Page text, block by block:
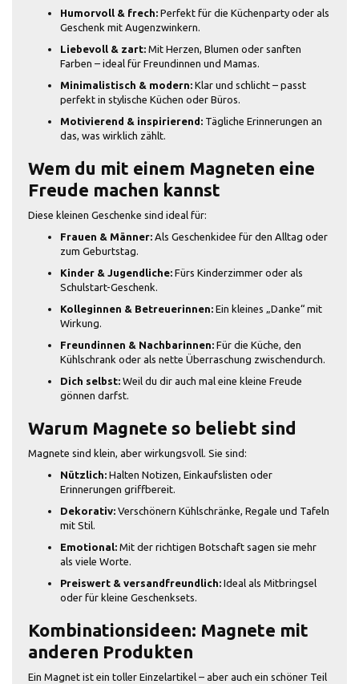
Humorvoll & frech: Perfekt für die Küchenparty oder als
Geschenk mit Augenzwinkern.
Liebevoll & zart: Mit Herzen, Blumen oder sanften
Farben – ideal für Freundinnen und Mamas.
Minimalistisch & modern: Klar und schlicht – passt
perfekt in stylische Küchen oder Büros.
Motivierend & inspirierend: Tägliche Erinnerungen an
das, was wirklich zählt.
Wem du mit einem Magneten eine
Freude machen kannst
Diese kleinen Geschenke sind ideal für:
Frauen & Männer: Als Geschenkidee für den Alltag oder
zum Geburtstag.
Kinder & Jugendliche: Fürs Kinderzimmer oder als
Schulstart-Geschenk.
Kolleginnen & Betreuerinnen: Ein kleines „Danke“ mit
Wirkung.
Freundinnen & Nachbarinnen: Für die Küche, den
Kühlschrank oder als nette Überraschung zwischendurch.
Dich selbst: Weil du dir auch mal eine kleine Freude
gönnen darfst.
Warum Magnete so beliebt sind
Magnete sind klein, aber wirkungsvoll. Sie sind:
Nützlich: Halten Notizen, Einkaufslisten oder
Erinnerungen griffbereit.
Dekorativ: Verschönern Kühlschränke, Regale und Tafeln
mit Stil.
Emotional: Mit der richtigen Botschaft sagen sie mehr
als viele Worte.
Preiswert & versandfreundlich: Ideal als Mitbringsel
oder für kleine Geschenksets.
Kombinationsideen: Magnete mit
anderen Produkten
Ein Magnet ist ein toller Einzelartikel – aber auch ein schöner Teil